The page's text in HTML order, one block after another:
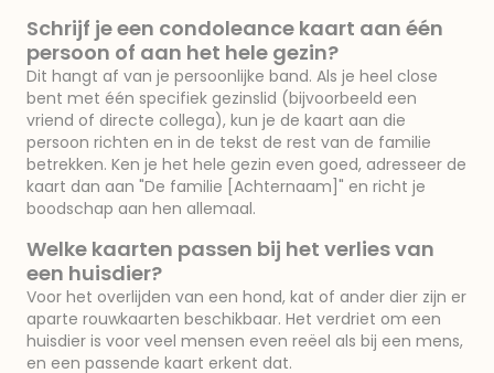
Schrijf je een condoleance kaart aan één
persoon of aan het hele gezin?
Dit hangt af van je persoonlijke band. Als je heel close
bent met één specifiek gezinslid (bijvoorbeeld een
vriend of directe collega), kun je de kaart aan die
persoon richten en in de tekst de rest van de familie
betrekken. Ken je het hele gezin even goed, adresseer de
kaart dan aan "De familie [Achternaam]" en richt je
boodschap aan hen allemaal.
Welke kaarten passen bij het verlies van
een huisdier?
Voor het overlijden van een hond, kat of ander dier zijn er
aparte rouwkaarten beschikbaar. Het verdriet om een
huisdier is voor veel mensen even reëel als bij een mens,
en een passende kaart erkent dat.